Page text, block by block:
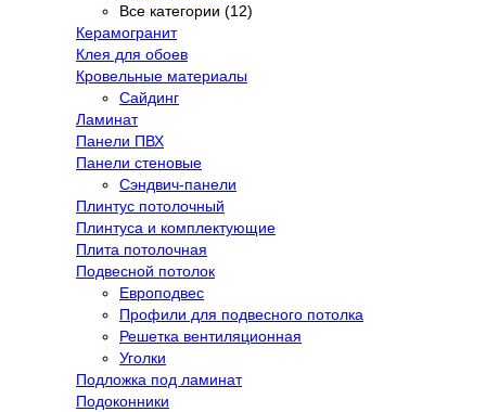
Все категории (12)
Керамогранит
Клея для обоев
Кровельные материалы
Сайдинг
Ламинат
Панели ПВХ
Панели стеновые
Сэндвич-панели
Плинтус потолочный
Плинтуса и комплектующие
Плита потолочная
Подвесной потолок
Европодвес
Профили для подвесного потолка
Решетка вентиляционная
Уголки
Подложка под ламинат
Подоконники